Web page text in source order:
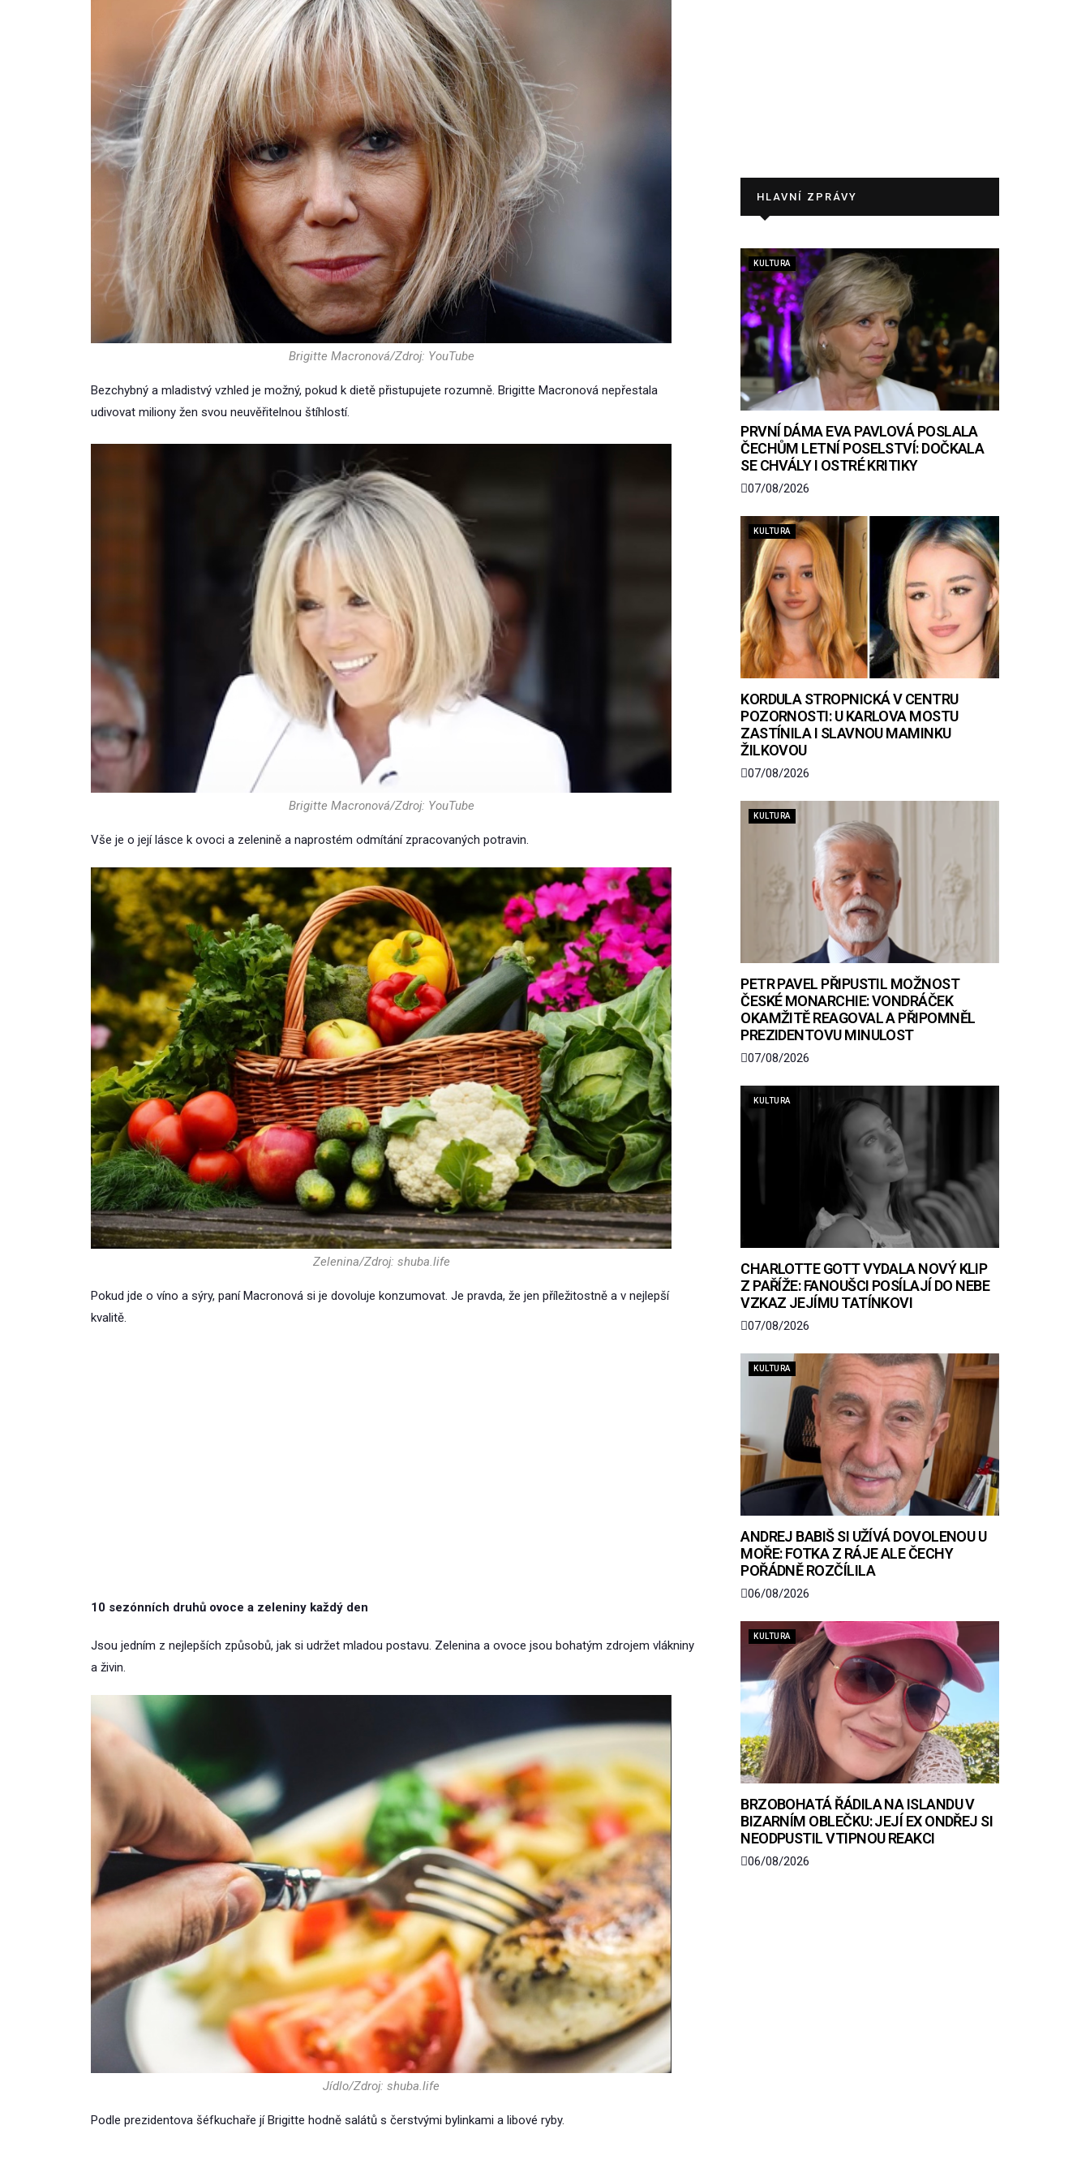
Brigitte Macronová/Zdroj: YouTube
Bezchybný a mladistvý vzhled je možný, pokud k dietě přistupujete rozumně. Brigitte Macronová nepřestala
udivovat miliony žen svou neuvěřitelnou štíhlostí.
Brigitte Macronová/Zdroj: YouTube
Vše je o její lásce k ovoci a zelenině a naprostém odmítání zpracovaných potravin.
Zelenina/Zdroj: shuba.life
Pokud jde o víno a sýry, paní Macronová si je dovoluje konzumovat. Je pravda, že jen příležitostně a v nejlepší
kvalitě.
10 sezónních druhů ovoce a zeleniny každý den
Jsou jedním z nejlepších způsobů, jak si udržet mladou postavu. Zelenina a ovoce jsou bohatým zdrojem vlákniny
a živin.
Jídlo/Zdroj: shuba.life
Podle prezidentova šéfkuchaře jí Brigitte hodně salátů s čerstvými bylinkami a libové ryby.
HLAVNÍ ZPRÁVY
KULTURA
PRVNÍ DÁMA EVA PAVLOVÁ POSLALA
ČECHŮM LETNÍ POSELSTVÍ: DOČKALA
SE CHVÁLY I OSTRÉ KRITIKY
07/08/2026
KULTURA
KORDULA STROPNICKÁ V CENTRU
POZORNOSTI: U KARLOVA MOSTU
ZASTÍNILA I SLAVNOU MAMINKU
ŽILKOVOU
07/08/2026
KULTURA
PETR PAVEL PŘIPUSTIL MOŽNOST
ČESKÉ MONARCHIE: VONDRÁČEK
OKAMŽITĚ REAGOVAL A PŘIPOMNĚL
PREZIDENTOVU MINULOST
07/08/2026
KULTURA
CHARLOTTE GOTT VYDALA NOVÝ KLIP
Z PAŘÍŽE: FANOUŠCI POSÍLAJÍ DO NEBE
VZKAZ JEJÍMU TATÍNKOVI
07/08/2026
KULTURA
ANDREJ BABIŠ SI UŽÍVÁ DOVOLENOU U
MOŘE: FOTKA Z RÁJE ALE ČECHY
POŘÁDNĚ ROZČÍLILA
06/08/2026
KULTURA
BRZOBOHATÁ ŘÁDILA NA ISLANDU V
BIZARNÍM OBLEČKU: JEJÍ EX ONDŘEJ SI
NEODPUSTIL VTIPNOU REAKCI
06/08/2026